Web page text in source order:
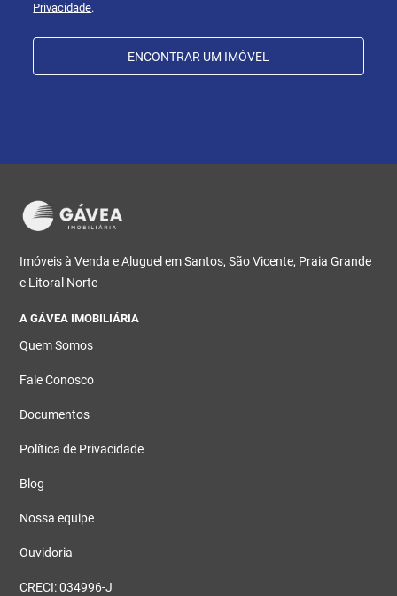
Privacidade.
ENCONTRAR UM IMÓVEL
Imóveis à Venda e Aluguel em Santos, São Vicente, Praia Grande
e Litoral Norte
A GÁVEA IMOBILIÁRIA
Quem Somos
Fale Conosco
Documentos
Política de Privacidade
Blog
Nossa equipe
Ouvidoria
CRECI: 034996-J